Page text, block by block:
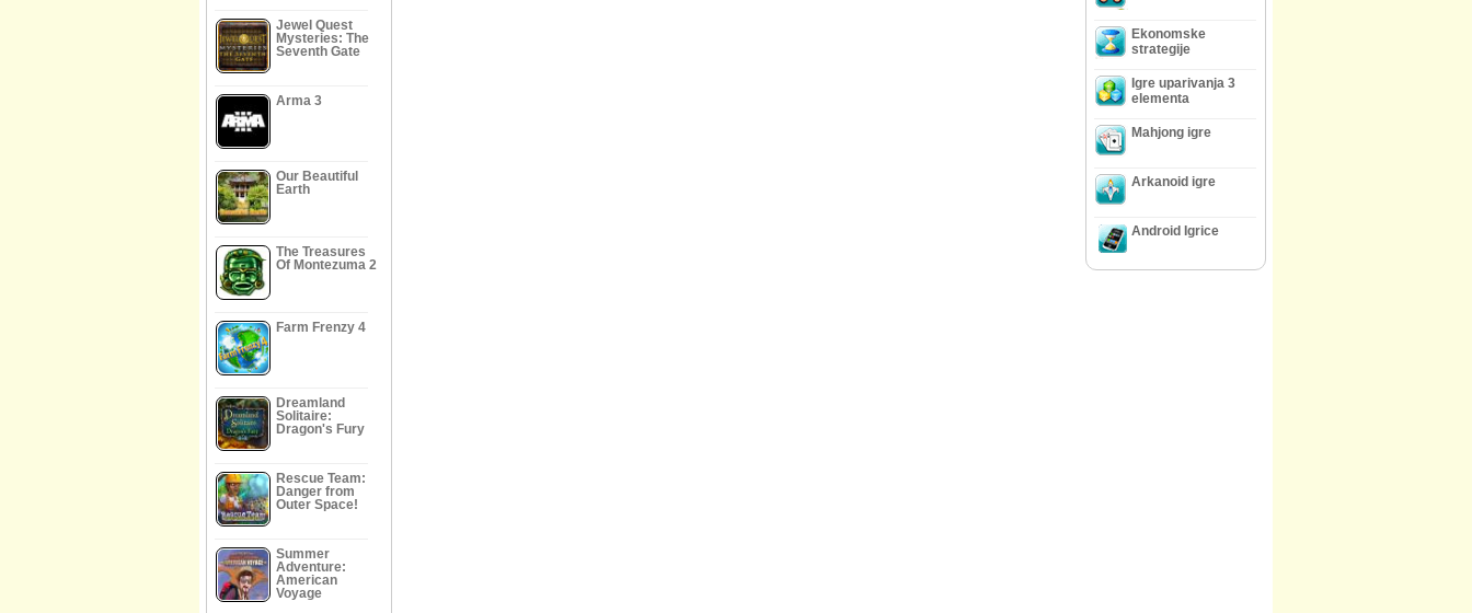
Jewel Quest
Mysteries: The
Seventh Gate
Arma 3
Our Beautiful
Earth
The Treasures
Of Montezuma 2
Farm Frenzy 4
Dreamland
Solitaire:
Dragon's Fury
Rescue Team:
Danger from
Outer Space!
Summer
Adventure:
American
Voyage
Ekonomske
strategije
Igre uparivanja 3
elementa
Mahjong igre
Arkanoid igre
Android Igrice